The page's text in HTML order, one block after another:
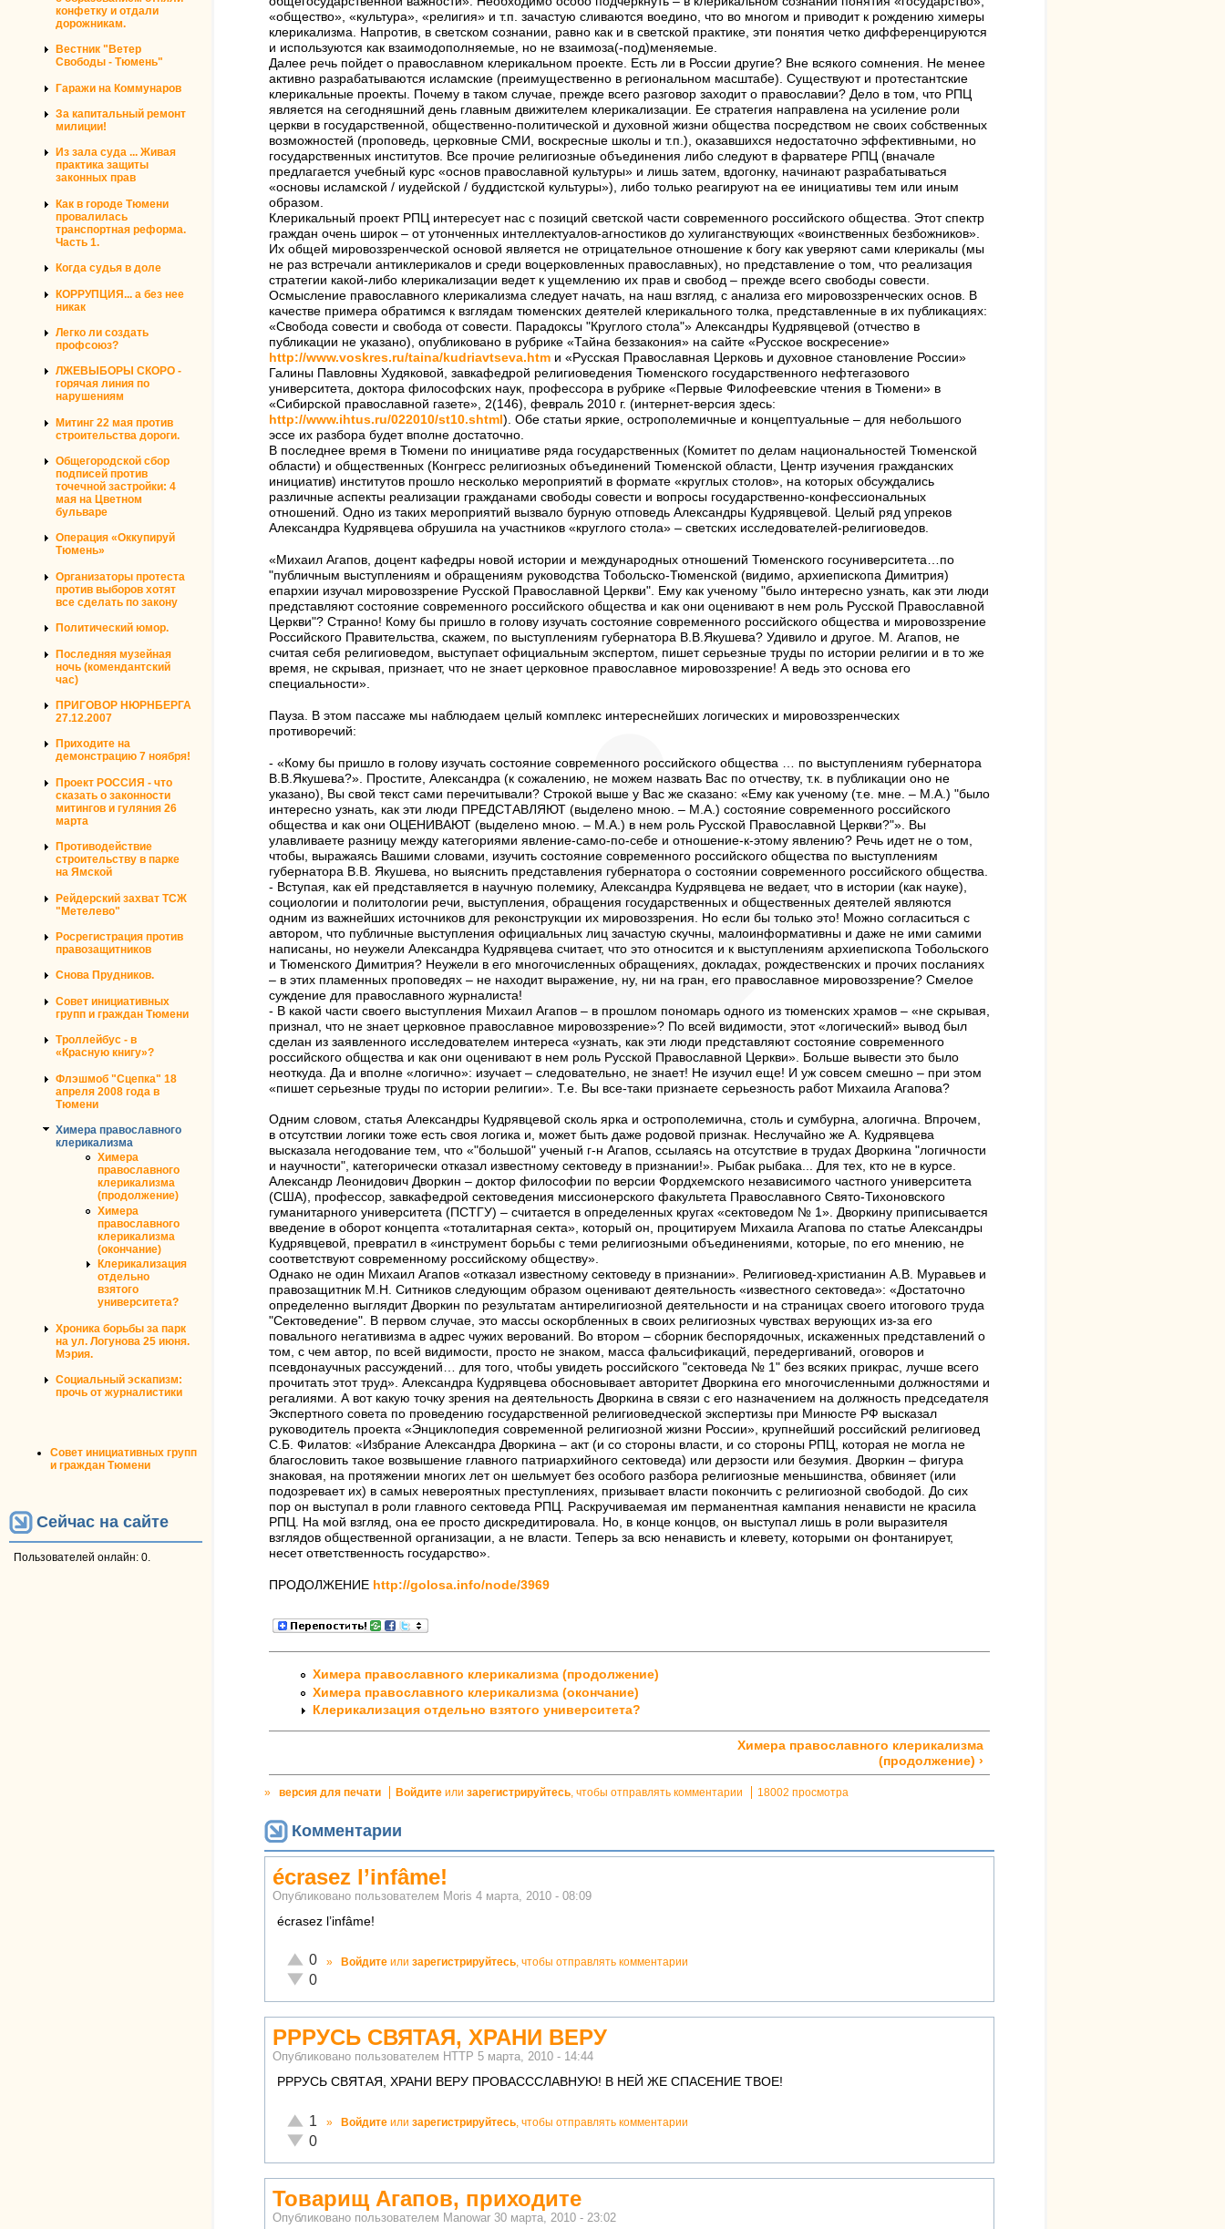
конфетку и отдали
дорожникам.
Вестник "Ветер
Свободы - Тюмень"
Гаражи на Коммунаров
За капитальный ремонт
милиции!
Из зала суда ... Живая
практика защиты
законных прав
Как в городе Тюмени
провалилась
транспортная реформа.
Часть 1.
Когда судья в доле
КОРРУПЦИЯ... а без нее
никак
Легко ли создать
профсоюз?
ЛЖЕВЫБОРЫ СКОРО -
горячая линия по
нарушениям
Митинг 22 мая против
строительства дороги.
Общегородской сбор
подписей против
точечной застройки: 4
мая на Цветном
бульваре
Операция «Оккупируй
Тюмень»
Организаторы протеста
против выборов хотят
все сделать по закону
Политический юмор.
Последняя музейная
ночь (комендантский
час)
ПРИГОВОР НЮРНБЕРГА
27.12.2007
Приходите на
демонстрацию 7 ноября!
Проект РОССИЯ - что
сказать о законности
митингов и гуляния 26
марта
Противодействие
строительству в парке
на Ямской
Рейдерский захват ТСЖ
"Метелево"
Росрегистрация против
правозащитников
Снова Прудников.
Совет инициативных
групп и граждан Тюмени
Троллейбус - в
«Красную книгу»?
Флэшмоб "Сцепка" 18
апреля 2008 года в
Тюмени
Химера православного
клерикализма
Химера
православного
клерикализма
(продолжение)
Химера
православного
клерикализма
(окончание)
Клерикализация
отдельно
взятого
университета?
Хроника борьбы за парк
на ул. Логунова 25 июня.
Мэрия.
Социальный эскапизм:
прочь от журналистики
Совет инициативных групп
и граждан Тюмени
Сейчас на сайте
Пользователей онлайн: 0.
«общество», «культура», «религия» и т.п. зачастую сливаются воедино, что во многом и приводит к рождению химеры
клерикализма. Напротив, в светском сознании, равно как и в светской практике, эти понятия четко дифференцируются
и используются как взаимодополняемые, но не взаимоза(-под)меняемые.
Далее речь пойдет о православном клерикальном проекте. Есть ли в России другие? Вне всякого сомнения. Не менее
активно разрабатываются исламские (преимущественно в региональном масштабе). Существуют и протестантские
клерикальные проекты. Почему в таком случае, прежде всего разговор заходит о православии? Дело в том, что РПЦ
является на сегодняшний день главным движителем клерикализации. Ее стратегия направлена на усиление роли
церкви в государственной, общественно-политической и духовной жизни общества посредством не своих собственных
возможностей (проповедь, церковные СМИ, воскресные школы и т.п.), оказавшихся недостаточно эффективными, но
государственных институтов. Все прочие религиозные объединения либо следуют в фарватере РПЦ (вначале
предлагается учебный курс «основ православной культуры» и лишь затем, вдогонку, начинают разрабатываться
«основы исламской / иудейской / буддистской культуры»), либо только реагируют на ее инициативы тем или иным
образом.
Клерикальный проект РПЦ интересует нас с позиций светской части современного российского общества. Этот спектр
граждан очень широк – от утонченных интеллектуалов-агностиков до хулиганствующих «воинственных безбожников».
Их общей мировоззренческой основой является не отрицательное отношение к богу как уверяют сами клерикалы (мы
не раз встречали антиклерикалов и среди воцерковленных православных), но представление о том, что реализация
стратегии какой-либо клерикализации ведет к ущемлению их прав и свобод – прежде всего свободы совести.
Осмысление православного клерикализма следует начать, на наш взгляд, с анализа его мировоззренческих основ. В
качестве примера обратимся к взглядам тюменских деятелей клерикального толка, представленные в их публикациях:
«Свобода совести и свобода от совести. Парадоксы "Круглого стола"» Александры Кудрявцевой (отчество в
публикации не указано), опубликовано в рубрике «Тайна беззакония» на сайте «Русское воскресение»
http://www.voskres.ru/taina/kudriavtseva.htm и «Русская Православная Церковь и духовное становление России»
Галины Павловны Худяковой, завкафедрой религиоведения Тюменского государственного нефтегазового
университета, доктора философских наук, профессора в рубрике «Первые Филофеевские чтения в Тюмени» в
«Сибирской православной газете», 2(146), февраль 2010 г. (интернет-версия здесь:
http://www.ihtus.ru/022010/st10.shtml ). Обе статьи яркие, острополемичные и концептуальные – для небольшого
эссе их разбора будет вполне достаточно.
В последнее время в Тюмени по инициативе ряда государственных (Комитет по делам национальностей Тюменской
области) и общественных (Конгресс религиозных объединений Тюменской области, Центр изучения гражданских
инициатив) институтов прошло несколько мероприятий в формате «круглых столов», на которых обсуждались
различные аспекты реализации гражданами свободы совести и вопросы государственно-конфессиональных
отношений. Одно из таких мероприятий вызвало бурную отповедь Александры Кудрявцевой. Целый ряд упреков
Александра Кудрявцева обрушила на участников «круглого стола» – светских исследователей-религиоведов.
«Михаил Агапов, доцент кафедры новой истории и международных отношений Тюменского госуниверситета…по
"публичным выступлениям и обращениям руководства Тобольско-Тюменской (видимо, архиепископа Димитрия)
епархии изучал мировоззрение Русской Православной Церкви". Ему как ученому "было интересно узнать, как эти люди
представляют состояние современного российского общества и как они оценивают в нем роль Русской Православной
Церкви"? Странно! Кому бы пришло в голову изучать состояние современного российского общества и мировоззрение
Российского Правительства, скажем, по выступлениям губернатора В.В.Якушева? Удивило и другое. М. Агапов, не
считая себя религиоведом, выступает официальным экспертом, пишет серьезные труды по истории религии и в то же
время, не скрывая, признает, что не знает церковное православное мировоззрение! А ведь это основа его
специальности».
Пауза. В этом пассаже мы наблюдаем целый комплекс интереснейших логических и мировоззренческих
противоречий:
- «Кому бы пришло в голову изучать состояние современного российского общества … по выступлениям губернатора
В.В.Якушева?». Простите, Александра (к сожалению, не можем назвать Вас по отчеству, т.к. в публикации оно не
указано), Вы свой текст сами перечитывали? Строкой выше у Вас же сказано: «Ему как ученому (т.е. мне. – М.А.) "было
интересно узнать, как эти люди ПРЕДСТАВЛЯЮТ (выделено мною. – М.А.) состояние современного российского
общества и как они ОЦЕНИВАЮТ (выделено мною. – М.А.) в нем роль Русской Православной Церкви?"». Вы
улавливаете разницу между категориями явление-само-по-себе и отношение-к-этому явлению? Речь идет не о том,
чтобы, выражаясь Вашими словами, изучить состояние современного российского общества по выступлениям
губернатора В.В. Якушева, но выяснить представления губернатора о состоянии современного российского общества.
- Вступая, как ей представляется в научную полемику, Александра Кудрявцева не ведает, что в истории (как науке),
социологии и политологии речи, выступления, обращения государственных и общественных деятелей являются
одним из важнейших источников для реконструкции их мировоззрения. Но если бы только это! Можно согласиться с
автором, что публичные выступления официальных лиц зачастую скучны, малоинформативны и даже не ими самими
написаны, но неужели Александра Кудрявцева считает, что это относится и к выступлениям архиепископа Тобольского
и Тюменского Димитрия? Неужели в его многочисленных обращениях, докладах, рождественских и прочих посланиях
– в этих пламенных проповедях – не находит выражение, ну, ни на гран, его православное мировоззрение? Смелое
суждение для православного журналиста!
- В какой части своего выступления Михаил Агапов – в прошлом пономарь одного из тюменских храмов – «не скрывая,
признал, что не знает церковное православное мировоззрение»? По всей видимости, этот «логический» вывод был
сделан из заявленного исследователем интереса «узнать, как эти люди представляют состояние современного
российского общества и как они оценивают в нем роль Русской Православной Церкви». Больше вывести это было
неоткуда. Да и вполне «логично»: изучает – следовательно, не знает! Не изучил еще! И уж совсем смешно – при этом
«пишет серьезные труды по истории религии». Т.е. Вы все-таки признаете серьезность работ Михаила Агапова?
Одним словом, статья Александры Кудрявцевой сколь ярка и острополемична, столь и сумбурна, алогична. Впрочем,
в отсутствии логики тоже есть своя логика и, может быть даже родовой признак. Неслучайно же А. Кудрявцева
высказала негодование тем, что «"большой" ученый г-н Агапов, ссылаясь на отсутствие в трудах Дворкина "логичности
и научности", категорически отказал известному сектоведу в признании!». Рыбак рыбака... Для тех, кто не в курсе.
Александр Леонидович Дворкин – доктор философии по версии Фордхемского независимого частного университета
(США), профессор, завкафедрой сектоведения миссионерского факультета Православного Свято-Тихоновского
гуманитарного университета (ПСТГУ) – считается в определенных кругах «сектоведом № 1». Дворкину приписывается
введение в оборот концепта «тоталитарная секта», который он, процитируем Михаила Агапова по статье Александры
Кудрявцевой, превратил в «инструмент борьбы с теми религиозными объединениями, которые, по его мнению, не
соответствуют современному российскому обществу».
Однако не один Михаил Агапов «отказал известному сектоведу в признании». Религиовед-христианин А.В. Муравьев и
правозащитник М.Н. Ситников следующим образом оценивают деятельность «известного сектоведа»: «Достаточно
определенно выглядит Дворкин по результатам антирелигиозной деятельности и на страницах своего итогового труда
"Сектоведение". В первом случае, это массы оскорбленных в своих религиозных чувствах верующих из-за его
повального негативизма в адрес чужих верований. Во втором – сборник беспорядочных, искаженных представлений о
том, с чем автор, по всей видимости, просто не знаком, масса фальсификаций, передергиваний, оговоров и
псевдонаучных рассуждений… для того, чтобы увидеть российского "сектоведа № 1" без всяких прикрас, лучше всего
прочитать этот труд». Александра Кудрявцева обосновывает авторитет Дворкина его многочисленными должностями и
регалиями. А вот какую точку зрения на деятельность Дворкина в связи с его назначением на должность председателя
Экспертного совета по проведению государственной религиоведческой экспертизы при Минюсте РФ высказал
руководитель проекта «Энциклопедия современной религиозной жизни России», крупнейший российский религиовед
С.Б. Филатов: «Избрание Александра Дворкина – акт (и со стороны власти, и со стороны РПЦ, которая не могла не
благословить такое возвышение главного патриархийного сектоведа) или дерзости или безумия. Дворкин – фигура
знаковая, на протяжении многих лет он шельмует без особого разбора религиозные меньшинства, обвиняет (или
подозревает их) в самых невероятных преступлениях, призывает власти покончить с религиозной свободой. До сих
пор он выступал в роли главного сектоведа РПЦ. Раскручиваемая им перманентная кампания ненависти не красила
РПЦ. На мой взгляд, она ее просто дискредитировала. Но, в конце концов, он выступал лишь в роли выразителя
взглядов общественной организации, а не власти. Теперь за всю ненависть и клевету, которыми он фонтанирует,
несет ответственность государство».
ПРОДОЛЖЕНИЕ http://golosa.info/node/3969
Химера православного клерикализма (продолжение)
Химера православного клерикализма (окончание)
Клерикализация отдельно взятого университета?
Химера православного клерикализма
(продолжение) ›
» версия для печати Войдите или зарегистрируйтесь, чтобы отправлять комментарии 18002 просмотра
Комментарии
écrasez l’infâme!
Опубликовано пользователем Moris 4 марта, 2010 - 08:09
écrasez l’infâme!
Отлично!
0
Неадекватно!
0
» Войдите или зарегистрируйтесь, чтобы отправлять комментарии
РРРУСЬ СВЯТАЯ, ХРАНИ ВЕРУ
Опубликовано пользователем HTTP 5 марта, 2010 - 14:44
РРРУСЬ СВЯТАЯ, ХРАНИ ВЕРУ ПРОВАСССЛАВНУЮ! В НЕЙ ЖЕ СПАСЕНИЕ ТВОЕ!
Отлично!
1
Неадекватно!
0
» Войдите или зарегистрируйтесь, чтобы отправлять комментарии
Товарищ Агапов, приходите
Опубликовано пользователем Manowar 30 марта, 2010 - 23:02